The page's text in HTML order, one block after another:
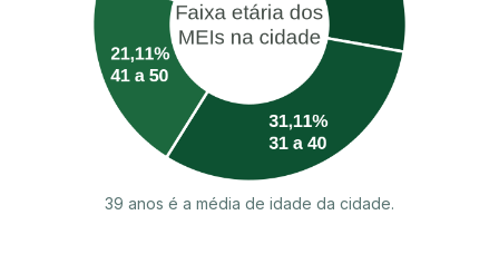
39 anos é a média de idade da cidade.